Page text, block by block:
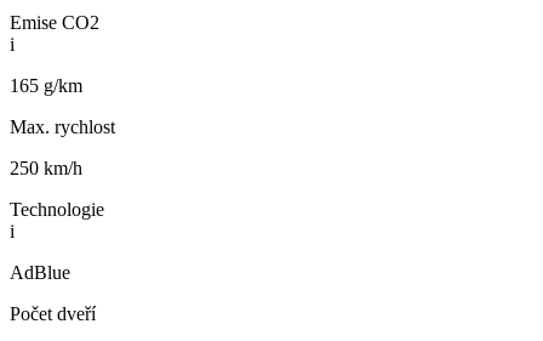
Emise CO2
i
165 g/km
Max. rychlost
250 km/h
Technologie
i
AdBlue
Počet dveří